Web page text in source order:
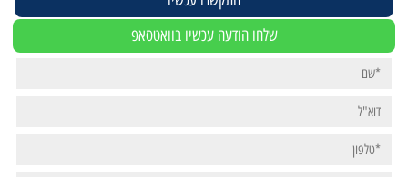
שלחו הודעה עכשיו בוואטסאפ